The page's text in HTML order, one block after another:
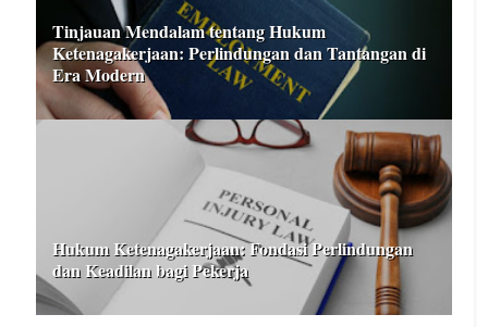
Tinjauan Mendalam tentang Hukum
Ketenagakerjaan: Perlindungan dan Tantangan di
Era Modern
Hukum Ketenagakerjaan: Fondasi Perlindungan
dan Keadilan bagi Pekerja